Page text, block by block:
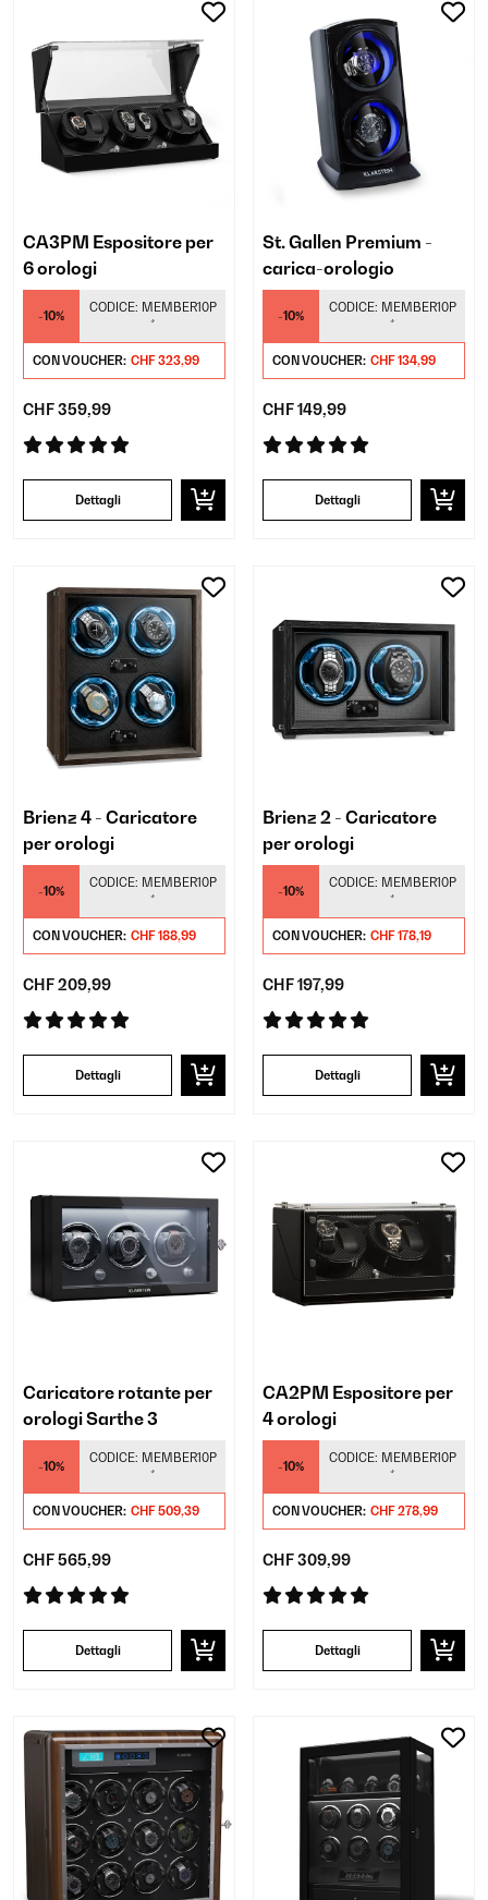
CA3PM Espositore per
6 orologi
-10%
CODICE: MEMBER10P
*
CON VOUCHER: CHF 323,99
CHF 359,99
Dettagli
St. Gallen Premium -
carica-orologio
-10%
CODICE: MEMBER10P
*
CON VOUCHER: CHF 134,99
CHF 149,99
Dettagli
Brienz 4 - Caricatore
per orologi
-10%
CODICE: MEMBER10P
*
CON VOUCHER: CHF 188,99
CHF 209,99
Dettagli
Brienz 2 - Caricatore
per orologi
-10%
CODICE: MEMBER10P
*
CON VOUCHER: CHF 178,19
CHF 197,99
Dettagli
Caricatore rotante per
orologi Sarthe 3
-10%
CODICE: MEMBER10P
*
CON VOUCHER: CHF 509,39
CHF 565,99
Dettagli
CA2PM Espositore per
4 orologi
-10%
CODICE: MEMBER10P
*
CON VOUCHER: CHF 278,99
CHF 309,99
Dettagli